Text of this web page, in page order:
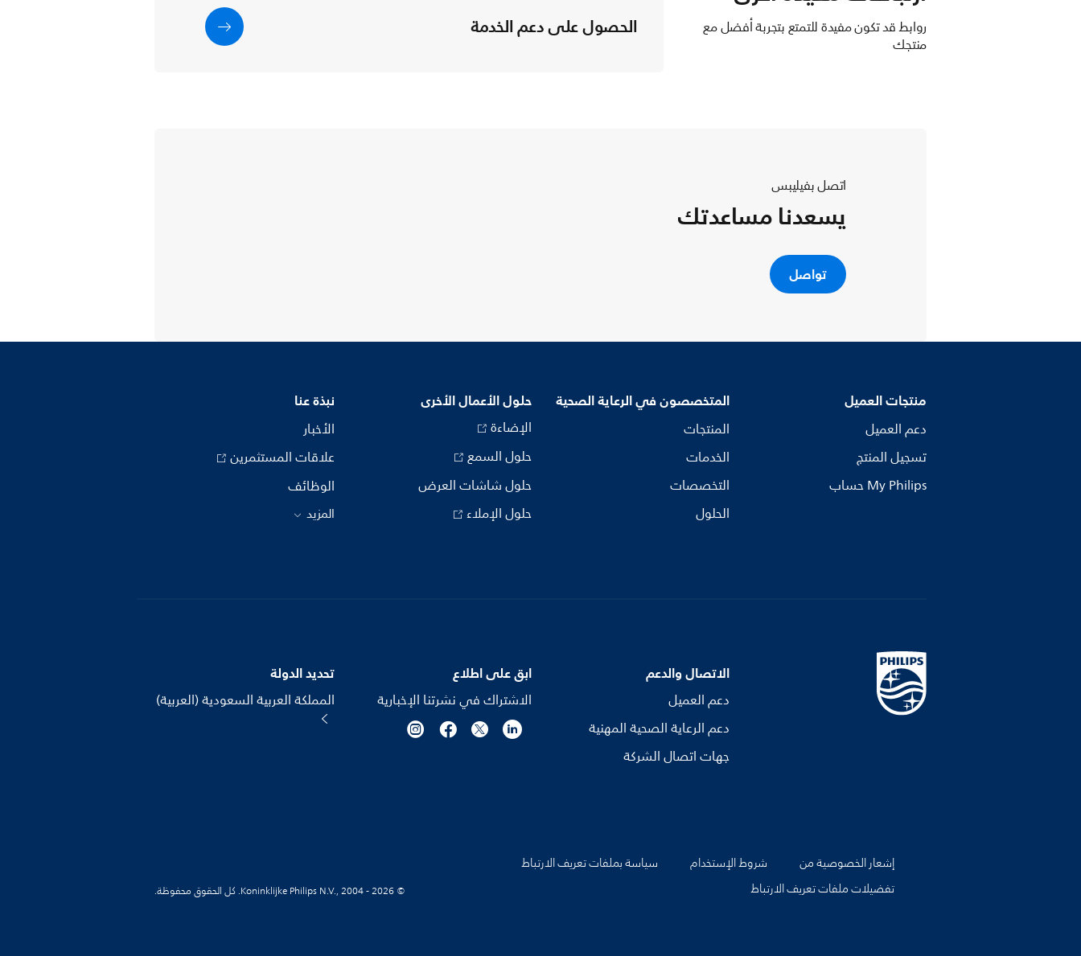
روابط قد تكون مفيدة للتمتع بتجربة أفضل مع
منتجك
الحصول على دعم الخدمة
اتصل بفيليبس
يسعدنا مساعدتك
تواصل
منتجات العميل
دعم العميل
تسجيل المنتج
My Philips حساب
المتخصصون في الرعاية الصحية
المنتجات
الخدمات
التخصصات
الحلول
حلول الأعمال الأخرى
الإضاءة
حلول السمع
حلول شاشات العرض
حلول الإملاء
نبذة عنا
الأخبار
علاقات المستثمرين
الوظائف
المزيد
الاتصال والدعم
دعم العميل
دعم الرعاية الصحية المهنية
جهات اتصال الشركة
ابق على اطلاع
الاشتراك في نشرتنا الإخبارية
تحديد الدولة
المملكة العربية السعودية (العربية)
إشعار الخصوصية من شروط الإستخدام
سياسة بملفات تعريف الارتباط
تفضيلات ملفات تعريف الارتباط
© Koninklijke Philips N.V., 2004 - 2026. كل الحقوق محفوظة.